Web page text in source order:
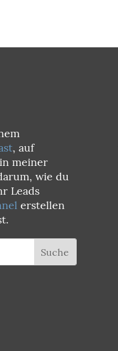
, auf
meiner
wie du
Leads
erstellen